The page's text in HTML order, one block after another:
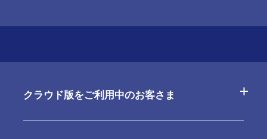
クラウド版をご利用中のお客さま